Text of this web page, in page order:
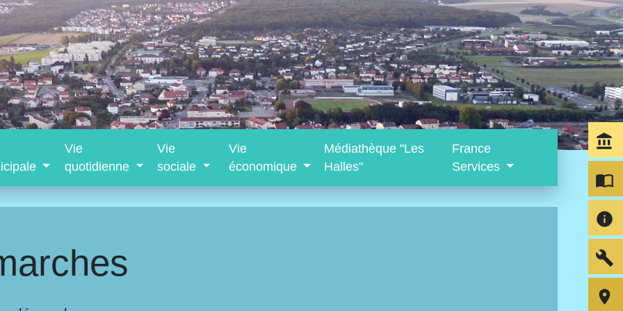
Vie
quotidienne
Vie
sociale
Vie
économique
Médiathèque "Les
Halles"
France
Services
account_balance
import_contacts
info
build
room